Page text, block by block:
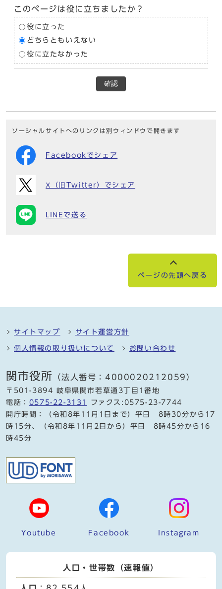
このページは役に立ちましたか？
役に立った
どちらともいえない
役に立たなかった
確認
ソーシャルサイトへのリンクは別ウィンドウで開きます
Facebookでシェア
X（旧Twitter）でシェア
LINEで送る
ページの先頭へ戻る
サイトマップ サイト運営方針
個人情報の取り扱いについて お問い合わせ
関市役所 （法人番号：4000020212059）
〒501-3894 岐阜県関市若草通3丁目1番地
電話： 0575-22-3131
ファクス:0575-23-7744
開庁時間：（令和8年11月1日まで）平日 8時30分から17
時15分、（令和8年11月2日から）平日 8時45分から16
時45分
Youtube Facebook Instagram
人口・世帯数（速報値）